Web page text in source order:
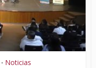
• Noticias